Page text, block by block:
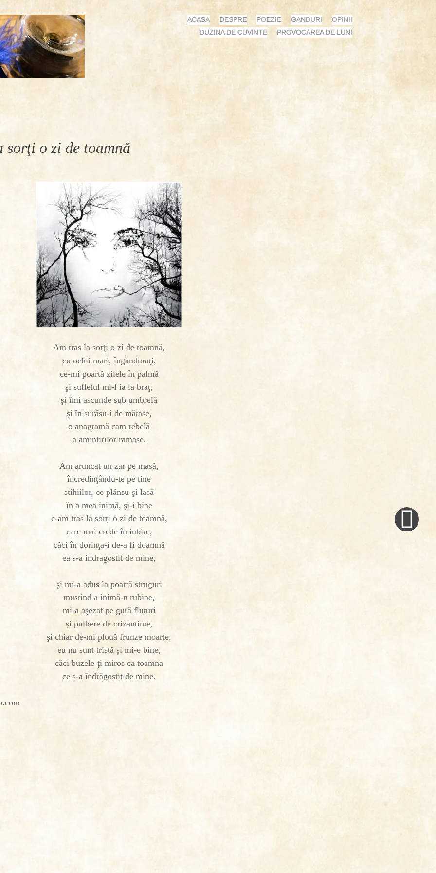
ACASA DESPRE POEZIE GANDURI
OPINII
DUZINA DE CUVINTE
PROVOCAREA DE LUNI
sorţi o zi de toamnă
Am tras la sorţi o zi de toamnă,
cu ochii mari, îngânduraţi,
ce-mi poartă zilele în palmă
şi sufletul mi-l ia la braţ,
şi îmi ascunde sub umbrelă
şi în surâsu-i de mătase,
o anagramă cam rebelă
a amintirilor rămase.
Am aruncat un zar pe masă,
încredinţându-te pe tine
stihiilor, ce plânsu-şi lasă
în a mea inimă, şi-i bine
c-am tras la sorţi o zi de toamnă,
care mai crede în iubire,
căci în dorinţa-i de-a fi doamnă
ea s-a indragostit de mine,
şi mi-a adus la poartă struguri
mustind a inimă-n rubine,
mi-a aşezat pe gură fluturi
şi pulbere de crizantime,
şi chiar de-mi plouă frunze moarte,
eu nu sunt tristă şi mi-e bine,
căci buzele-ţi miros ca toamna
ce s-a îndrăgostit de mine.